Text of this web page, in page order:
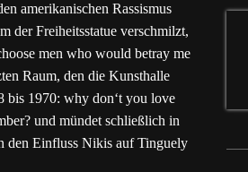
amerikanischen Rassismus
der Freiheitsstatue verschmilzt,
men who would betray me
Raum, den die Kunsthalle
bis 1970: why don‘t you love
und mündet schließlich in
den Einfluss Nikis auf Tinguely